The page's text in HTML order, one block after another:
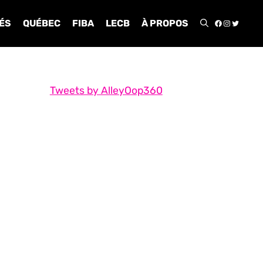
QUÉBEC FIBA LECB À PROPOS
Tweets by AlleyOop360